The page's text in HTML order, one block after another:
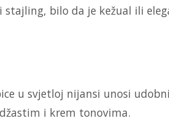
bilo da je kežual ili
u svjetloj nijansi unosi
i krem tonovima.